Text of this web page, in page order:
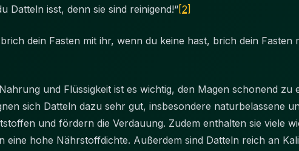
Datteln isst, denn sie sind reinigend!“[2]
dein Fasten mit ihr, wenn du keine hast, brich dein Fasten
und Flüssigkeit ist es wichtig, den Magen schonend zu
sich Datteln dazu sehr gut, insbesondere naturbelassene
und fördern die Verdauung. Zudem enthalten sie viele
eine hohe Nährstoffdichte. Außerdem sind Datteln reich an